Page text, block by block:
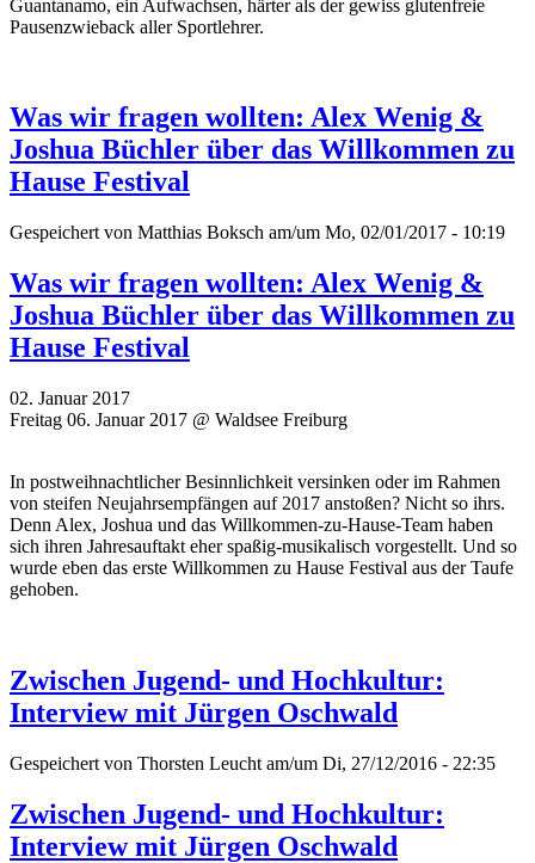
Guantanamo, ein Aufwachsen, härter als der gewiss glutenfreie
Pausenzwieback aller Sportlehrer.
Was wir fragen wollten: Alex Wenig &
Joshua Büchler über das Willkommen zu
Hause Festival
Gespeichert von Matthias Boksch am/um Mo, 02/01/2017 - 10:19
Was wir fragen wollten: Alex Wenig &
Joshua Büchler über das Willkommen zu
Hause Festival
02. Januar 2017
Freitag 06. Januar 2017 @ Waldsee Freiburg
In postweihnachtlicher Besinnlichkeit versinken oder im Rahmen
von steifen Neujahrsempfängen auf 2017 anstoßen? Nicht so ihrs.
Denn Alex, Joshua und das Willkommen-zu-Hause-Team haben
sich ihren Jahresauftakt eher spaßig-musikalisch vorgestellt. Und so
wurde eben das erste Willkommen zu Hause Festival aus der Taufe
gehoben.
Zwischen Jugend- und Hochkultur:
Interview mit Jürgen Oschwald
Gespeichert von Thorsten Leucht am/um Di, 27/12/2016 - 22:35
Zwischen Jugend- und Hochkultur:
Interview mit Jürgen Oschwald